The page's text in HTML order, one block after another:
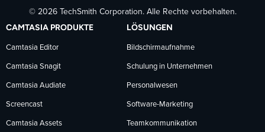
auf
Facebook
folgen
auf
LinkedIn
folgen
auf
YouTube
folgen
© 2026 TechSmith Corporation. Alle Rechte vorbehalten.
CAMTASIA PRODUKTE
Camtasia Editor
Camtasia Snagit
Camtasia Audiate
Screencast
Camtasia Assets
LÖSUNGEN
Bildschirmaufnahme
Schulung in Unternehmen
Personalwesen
Software-Marketing
Teamkommunikation